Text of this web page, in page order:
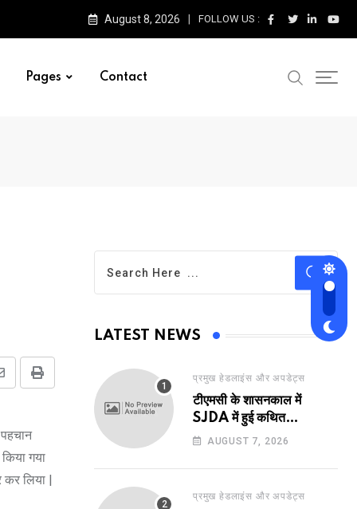
August 8, 2026 FOLLOW US :
Pages Contact
Print
गया
लिया |
LATEST NEWS
प्रमुख हेडलाइंस और अपडेट्स
टीएमसी के शासनकाल में
SJDA में हुई कथित
अनियमितता व भ्रष्टाचार की
नए अवतार में लौटा SJDA!
AUGUST 7, 2026
प्रमुख हेडलाइंस और अपडेट्स